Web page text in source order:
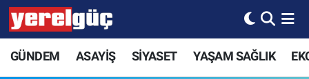
GÜNDEM ASAYİŞ SİYASET YAŞAM SAĞLIK